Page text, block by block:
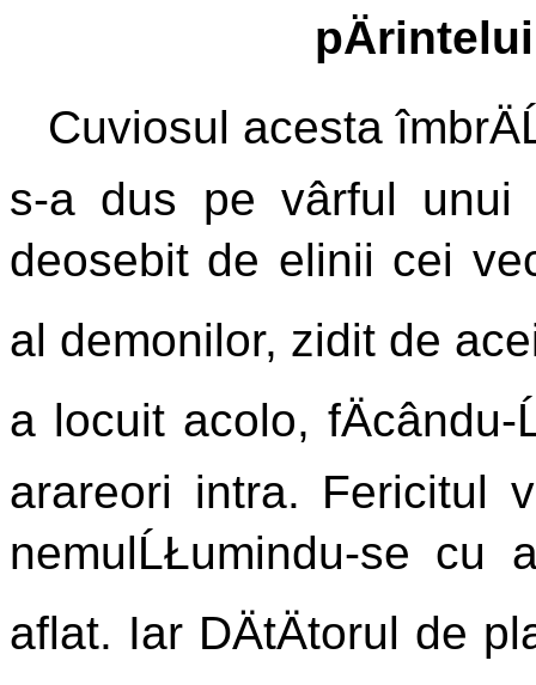
Cuviosul acesta
s-a dus pe vârful
deosebit de elinii cei
al demonilor, zidit de
a locuit acolo,
arareori intra. Fericitul
nemulĹŁumindu-se cu
aflat. Iar DÄtÄtorul de